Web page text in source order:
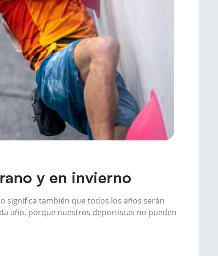
y en invierno
significa también que todos los años serán
año, porque nuestros deportistas no pueden